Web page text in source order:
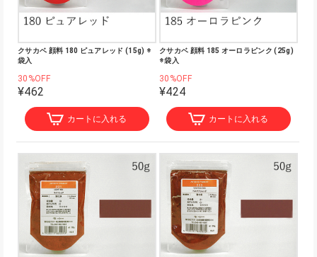
クサカベ 顔料 180 ピュアレッド (15g) ※
袋入
30%OFF
¥462
カートに入れる
クサカベ 顔料 185 オーロラピンク (25g)
※袋入
30%OFF
¥424
カートに入れる